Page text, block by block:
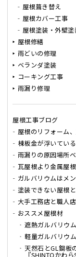
屋根葺き替え
屋根カバー工事
屋根塗装・外壁塗
屋根修繕
雨どいの修理
ベランダ塗装
コーキング工事
雨漏り修理
屋根工事ブログ
屋根のリフォーム
棟板金が浮いてい
雨漏りの原因場所
瓦屋根より金属屋
ガルバリウムはメ
塗装できない屋根
大手工務店と職人
おススメ屋根材
遮熱ガルバリウ
軽量ガルバリウ
天然石とGL鋼板
『SHINTOかわら